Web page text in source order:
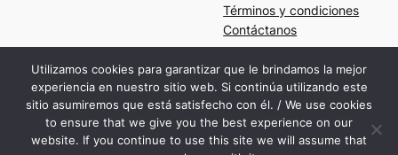
Términos y condiciones
Contáctanos
Social
Facebook
Instagram
TikTok
Utilizamos cookies para garantizar que le brindamos la mejor
experiencia en nuestro sitio web. Si continúa utilizando este
sitio asumiremos que está satisfecho con él. / We use cookies
to ensure that we give you the best experience on our
website. If you continue to use this site we will assume that